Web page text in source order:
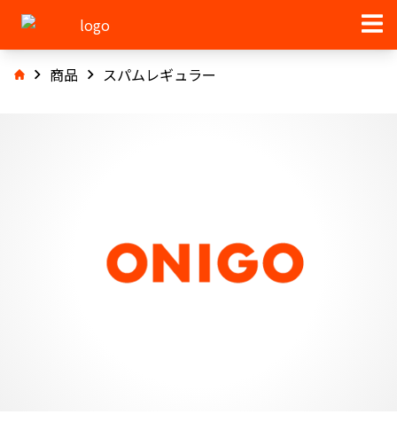
商品 スパムレギュラー